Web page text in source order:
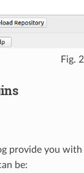
Fig.
provide you
be: